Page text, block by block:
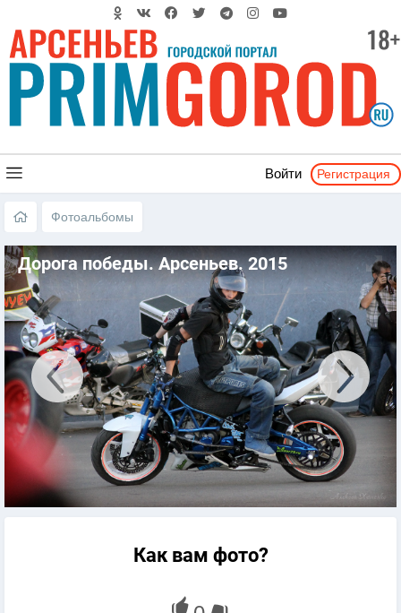
Войти Регистрация
Фотоальбомы
Дорога победы. Арсеньев. 2015
Как вам фото?